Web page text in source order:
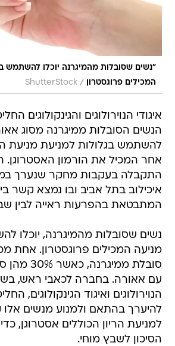
"נשים שסובלות מהמיגרנה יוכלו להשתמש
המכילים פרוגסטרון
/
ShutterStock
איגודי הנוירולוגים והגינקולוגים
הנשים הסובלות ממיגרנה מסוג
להשתמש בגלולות למניעת מניעת
אחר המכיל את הורמון
התקבלה בעקבות מחקר שנערך
איכילוב בתל אביב ובו נמצא קשר
המתבטאת בהפרעות ראייה לבין
נשים שסובלות מהמיגרנה, יוכלו
מניעה המכילים פרוגסטרון. אחת
סובלת
עם אאורה. בחברה לכאבי ראש,
הנוירולוגים ואיגוד הגינקולוגים,
להיערך בהתאם ולמנוע מנשים אלו
למניעת הריון הכוללים אסטרוגן,
הסיכון לשבץ מוחי.